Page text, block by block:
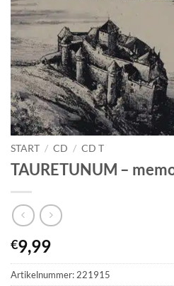
START / CD / CD T
TAURETUNUM –
€9,99
Artikelnummer:221915